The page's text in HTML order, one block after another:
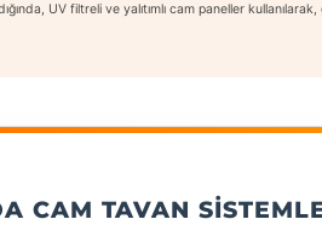
UV filtreli ve yalıtımlı cam paneller
CAM TAVAN